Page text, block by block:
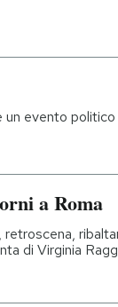
evento
a Roma
di Virginia